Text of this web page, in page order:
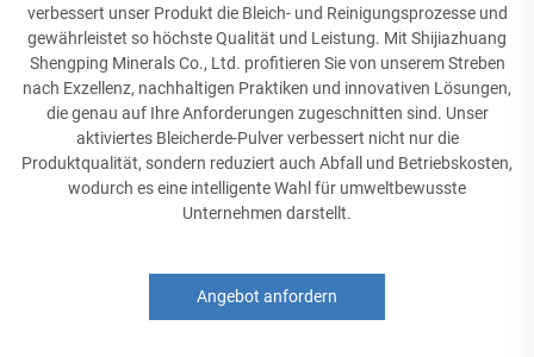
verbessert unser Produkt die Bleich- und Reinigungsprozesse und
gewährleistet so höchste Qualität und Leistung. Mit Shijiazhuang
Shengping Minerals Co., Ltd. profitieren Sie von unserem Streben
nach Exzellenz, nachhaltigen Praktiken und innovativen Lösungen,
die genau auf Ihre Anforderungen zugeschnitten sind. Unser
aktiviertes Bleicherde-Pulver verbessert nicht nur die
Produktqualität, sondern reduziert auch Abfall und Betriebskosten,
wodurch es eine intelligente Wahl für umweltbewusste
Unternehmen darstellt.
Angebot anfordern